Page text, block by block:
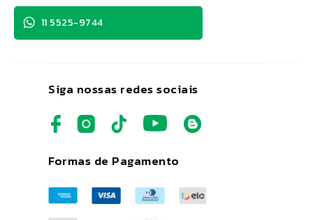
Siga nossas redes sociais
Formas de Pagamento
11 5525-9744